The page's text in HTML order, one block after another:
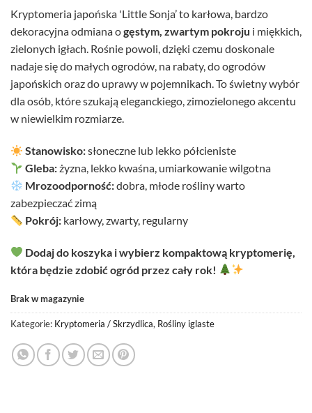
Kryptomeria japońska 'Little Sonja’ to karłowa, bardzo
dekoracyjna odmiana ogęstym, zwartym pokroju i miękkich,
zielonych igłach. Rośnie powoli, dzięki czemu doskonale
nadaje się do małych ogrodów, na rabaty, do ogrodów
japońskich oraz do uprawy w pojemnikach. To świetny wybór
dla osób, które szukają eleganckiego, zimozielonego akcentu
w niewielkim rozmiarze.
Stanowisko:słoneczne lub lekko półcieniste
Gleba:żyzna, lekko kwaśna, umiarkowanie wilgotna
Mrozoodporność:dobra, młode rośliny warto
zabezpieczać zimą
Pokrój: karłowy, zwarty, regularny
Dodaj do koszyka i wybierz kompaktową kryptomerię,
która będzie zdobić ogród przez cały rok!
Brak w magazynie
Kategorie: Kryptomeria / Skrzydlica, Rośliny iglaste